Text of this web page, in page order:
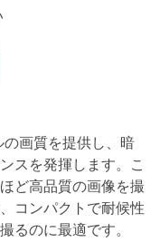
画質を提供し、暗
スを発揮します。こ
ど高品質の画像を撮
コンパクトで耐候性
るのに最適です。